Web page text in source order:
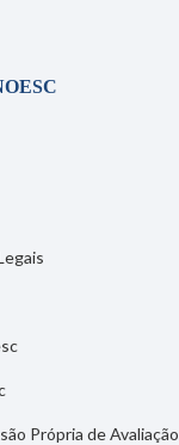
Própria de Avaliação